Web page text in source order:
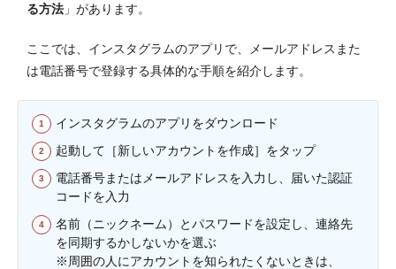
る方法 」があります。
ここでは、インスタグラムのアプリで、メールアドレスまた
は電話番号で登録する具体的な手順を紹介します。
インスタグラムのアプリをダウンロード
起動して［新しいアカウントを作成］をタップ
電話番号またはメールアドレスを入力し、届いた認証
コードを入力
名前（ニックネーム）とパスワードを設定し、連絡先
を同期するかしないかを選ぶ
※周囲の人にアカウントを知られたくないときは、